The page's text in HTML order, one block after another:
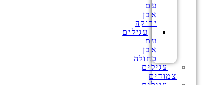
עם
אבן
ירוקה
עגילים
עם
אבן
כחולה
עגילים
צמודים